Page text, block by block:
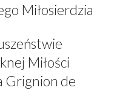
Miłosierdzia
Miłości
Grignion de